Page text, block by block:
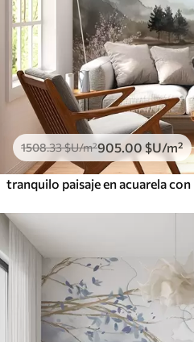
1508.33$U/m²905 .00 $U/m²